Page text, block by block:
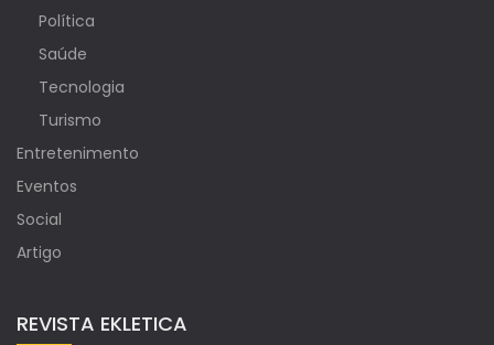
Política
Saúde
Tecnologia
Turismo
Entretenimento
Eventos
Social
Artigo
REVISTA EKLETICA